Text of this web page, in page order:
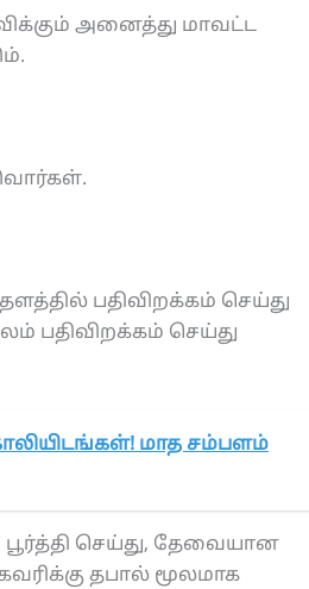
அனைத்து மாவட்ட
பதிவிறக்கம் செய்து
பதிவிறக்கம் செய்து
காலியிடங்கள்! மாத சம்பளம்
செய்து, தேவையான
தபால் மூலமாக